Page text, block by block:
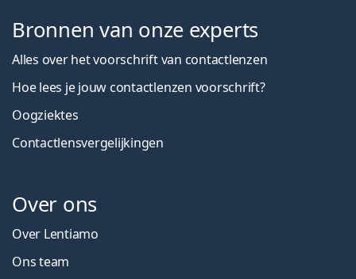
Bronnen van onze experts
Alles over het voorschrift van contactlenzen
Hoe lees je jouw contactlenzen voorschrift?
Oogziektes
Contactlensvergelijkingen
Over ons
Over Lentiamo
Ons team